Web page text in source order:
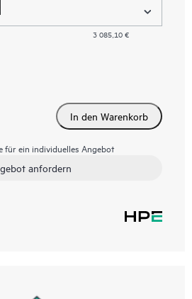
3 085,10 €
In den Warenkorb
für ein individuelles Angebot
anfordern